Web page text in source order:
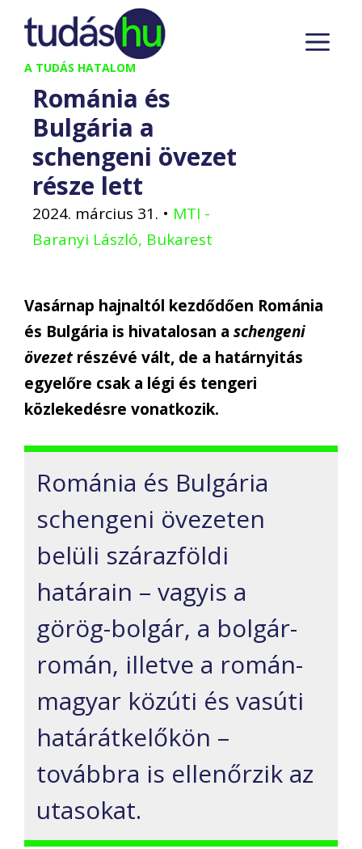
Kilépés
tartalomba
A TUDÁS HATALOM
Románia és
Bulgária a
schengeni övezet
része lett
2024. március 31. • MTI -
Baranyi László, Bukarest
Vasárnap hajnaltól kezdődően Románia
és Bulgária is hivatalosan a schengeni
övezet részévé vált, de a határnyitás
egyelőre csak a légi és tengeri
közlekedésre vonatkozik.
Románia és Bulgária
schengeni övezeten
belüli szárazföldi
határain – vagyis a
görög-bolgár, a bolgár-
román, illetve a román-
magyar közúti és vasúti
határátkelőkön –
továbbra is ellenőrzik az
utasokat.